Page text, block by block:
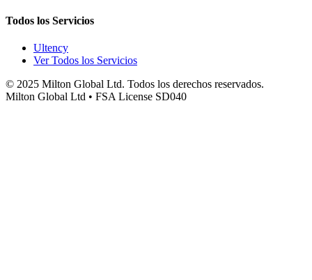
Todos los Servicios
Ultency
Ver Todos los Servicios
© 2025 Milton Global Ltd. Todos los derechos reservados.
Milton Global Ltd • FSA License SD040